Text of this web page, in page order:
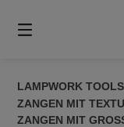
zum
Inhalt
LAMPWORK
ZANGEN MIT
ZANGEN MIT